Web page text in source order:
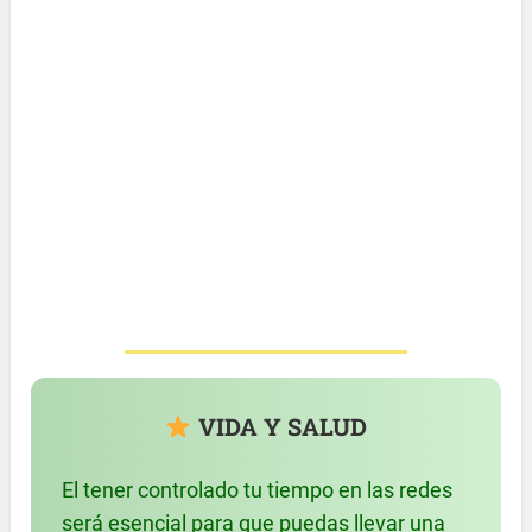
VIDA Y SALUD
El tener controlado tu tiempo en las redes
será esencial para que puedas llevar una